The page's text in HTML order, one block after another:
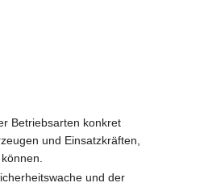
Betriebsarten konkret
und Einsatzkräften,
und der